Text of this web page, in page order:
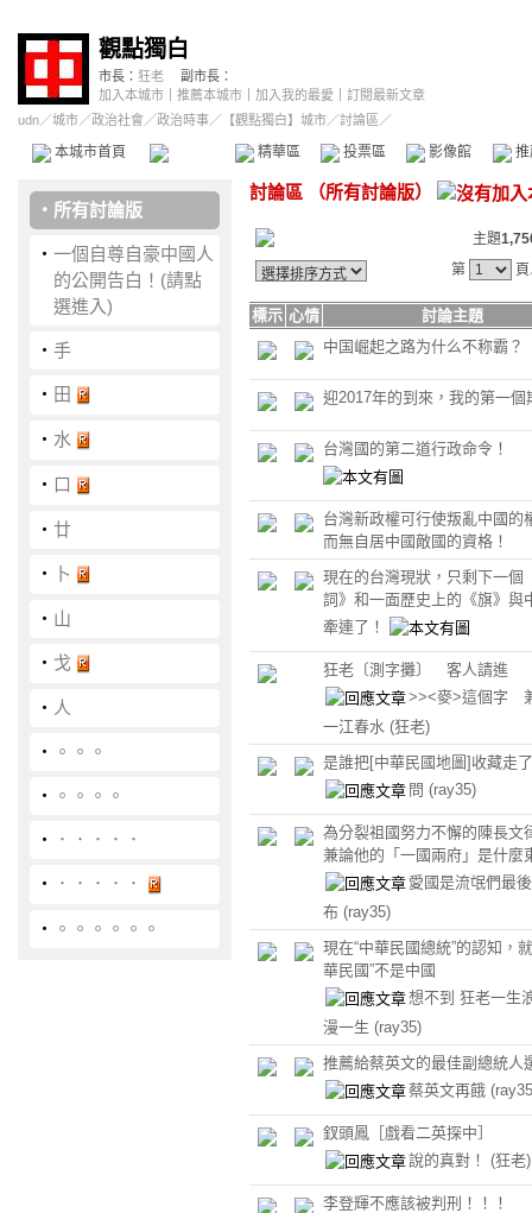
觀點獨白
市長： 狂老
副市長：
加入本城市
推薦本城市 加入我的最愛
訂閱最新文章
udn／城市／政治社會 ／政治時事／ 【觀點獨白】城市／討論區／
本城市首頁 精華區 投票區 影像館
‧ 所有討論版
‧ 一個自尊自豪中國人
的公開告白！(請點
選進入)
‧ 手
‧ 田
‧ 水
‧ 口
‧ 廿
‧ 卜
‧ 山
‧ 戈
‧ 人
‧ 。。。
‧ 。。。。
‧ ．．．．．
‧ ．．．．．
‧ 。。。。。。
討論區 （所有討論版）
主題
第
標示 心情
討論主題
中国崛起之路为什么不称霸？
迎2017年的到來，我的第一個
台灣國的第二道行政命令！
台灣新政權可行使叛亂中國的
而無自居中國敵國的資格！
現在的台灣現狀，只剩下一個
詞》和一面歷史上的《旗》與
牽連了！
狂老〔測字攤〕 客人請進
>><麥>這個字
一江春水 (狂老)
是誰把[中華民國地圖]收藏走
問 (ray35)
為分裂祖國努力不懈的陳長文
兼論他的「一國兩府」是什麼
愛國是流氓們最
布 (ray35)
現在“中華民國總統”的認知，
華民國”不是中國
想不到 狂老一生
漫一生 (ray35)
推薦給蔡英文的最佳副總統人
蔡英文再餓
釵頭鳳［戲看二英探中］
說的真對！ (狂老)
李登輝不應該被判刑！！！